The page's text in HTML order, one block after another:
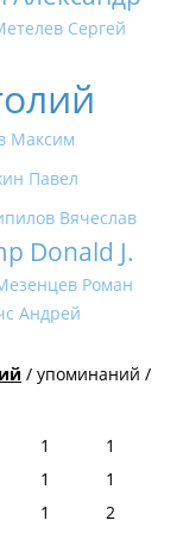
Сергей
Максим
Павел
Вячеслав
Donald J.
Роман
Андрей
/ упоминаний /
1
1
1
1
1
2